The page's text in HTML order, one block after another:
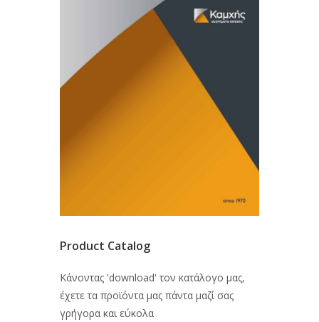
Product Catalog
Κάνοντας 'download' τον κατάλογο μας,
έχετε τα προϊόντα μας πάντα μαζί σας
γρήγορα και εύκολα